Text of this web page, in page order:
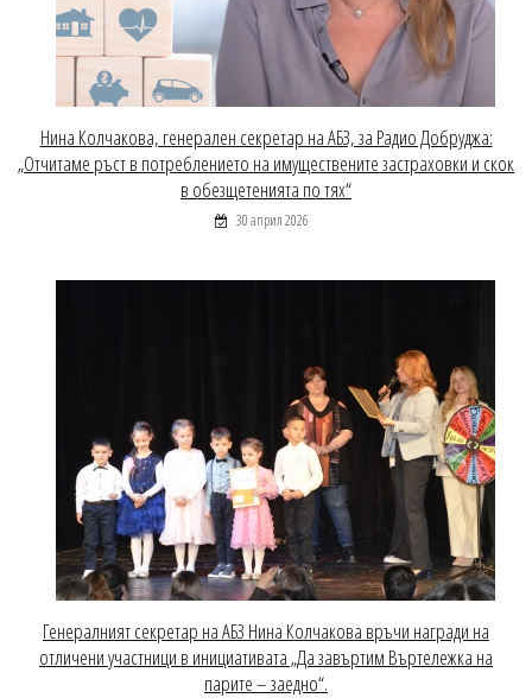
Нина Колчакова, генерален секретар на АБЗ, за Радио Добруджа:
„Отчитаме ръст в потреблението на имуществените застраховки и скок
в обезщетенията по тях“
30 април 2026
Генералният секретар на АБЗ Нина Колчакова връчи награди на
отличени участници в инициативата „Да завъртим Въртележка на
парите – заедно“.